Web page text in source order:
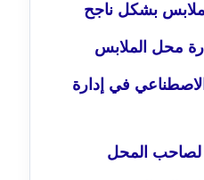
بشكل ناجح
محل الملابس
الاصطناعي في إدارة